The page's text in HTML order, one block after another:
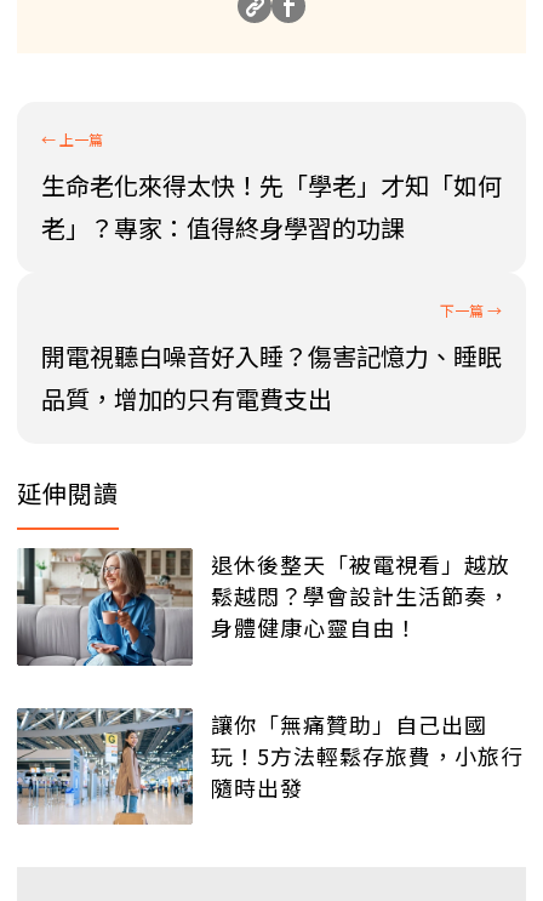
生命老化來得太快！先「學老」才知「如何
老」？專家：值得終身學習的功課
開電視聽白噪音好入睡？傷害記憶力、睡眠
品質，增加的只有電費支出
延伸閱讀
退休後整天「被電視看」越放
鬆越悶？學會設計生活節奏，
身體健康心靈自由！
讓你「無痛贊助」自己出國
玩！5方法輕鬆存旅費，小旅行
隨時出發